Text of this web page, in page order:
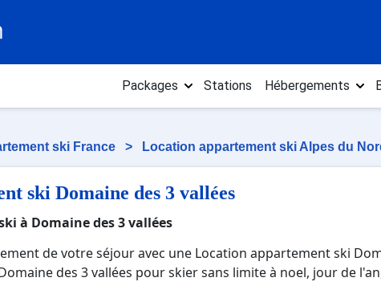
Packages Stations Hébergements
ski France > Location appartement ski Alpes du
ski Domaine des 3 vallées
à Domaine des 3 vallées
de votre séjour avec une Location appartement ski
des 3 vallées pour skier sans limite à noel, jour de